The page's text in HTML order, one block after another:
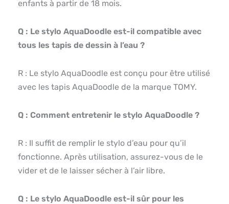
enfants à partir de 18 mois.
Q : Le stylo AquaDoodle est-il compatible avec
tous les tapis de dessin à l’eau ?
R : Le stylo AquaDoodle est conçu pour être utilisé
avec les tapis AquaDoodle de la marque TOMY.
Q : Comment entretenir le stylo AquaDoodle ?
R : Il suffit de remplir le stylo d’eau pour qu’il
fonctionne. Après utilisation, assurez-vous de le
vider et de le laisser sécher à l’air libre.
Q : Le stylo AquaDoodle est-il sûr pour les